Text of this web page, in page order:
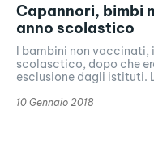
Capannori, bimbi
anno scolastico
I bambini non vaccinati,
scolasctico, dopo che
esclusione dagli istituti.
10 Gennaio 2018